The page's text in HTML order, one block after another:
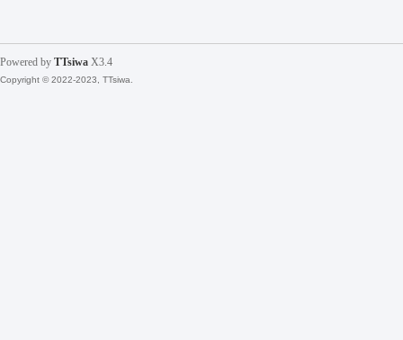
Powered by TTsiwa X3.4
Copyright © 2022-2023, TTsiwa.